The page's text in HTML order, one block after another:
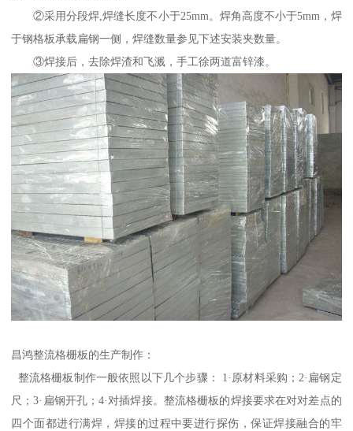
②采用分段焊,焊缝长度不小于25mm。焊角高度不小于5mm，焊
于钢格板承载扁钢一侧，焊缝数量参见下述安装夹数量。
③焊接后，去除焊渣和飞溅，手工徐两道富锌漆。
昌鸿整流格栅板的生产制作：
整流格栅板制作一般依照以下几个步骤： 1·原材料采购；2·扁钢定
尺；3·扁钢开孔；4·对插焊接。整流格栅板的焊接要求在对对差点的
四个面都进行满焊，焊接的过程中要进行探伤，保证焊接融合的牢